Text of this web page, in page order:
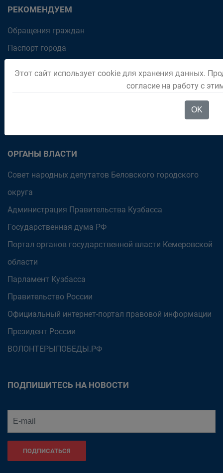
РЕКОМЕНДУЕМ
Обращения граждан
Паспорт города
Политика в отношении обработки персональных
ОРГАНЫ ВЛАСТИ
Совет народных депутатов Беловского городского
округа
Администрация Правительства Кузбасса
Государственная дума РФ
Портал органов государственной власти Кемеровской
области
Парламент Кузбасса
Правительство России
Официальный интернет-портал правовой информации
Президент России
ВОЛОНТЕРЫПОБЕДЫ.РФ
ПОДПИШИТЕСЬ НА НОВОСТИ
ПОДПИСАТЬСЯ
Этот сайт использует cookie для хранения данных.
согласие на работу с
OK